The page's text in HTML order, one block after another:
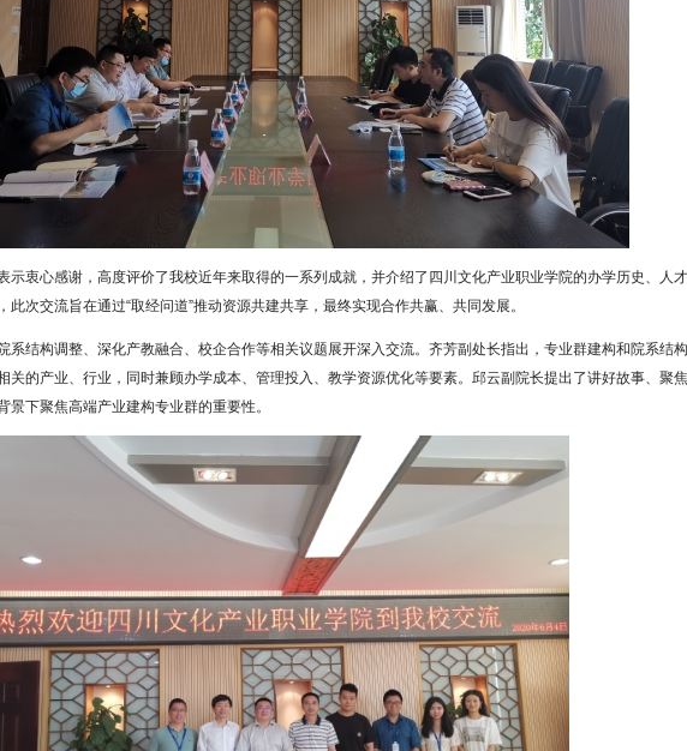
示衷心感谢，高度评价了我校近年来取得的一系列成就，并介绍了四川文化产业职业学院的办学历史、人
次交流旨在通过“取经问道”推动资源共建共享，最终实现合作共赢、共同发展。
系结构调整、深化产教融合、校企合作等相关议题展开深入交流。齐芳副处长指出，专业群建构和院系结
关的产业、行业，同时兼顾办学成本、管理投入、教学资源优化等要素。邱云副院长提出了讲好故事、聚
下聚焦高端产业建构专业群的重要性。